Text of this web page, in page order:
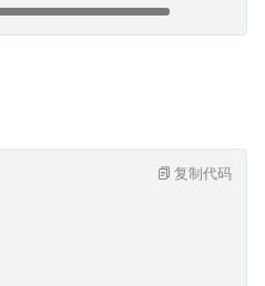
复制代码